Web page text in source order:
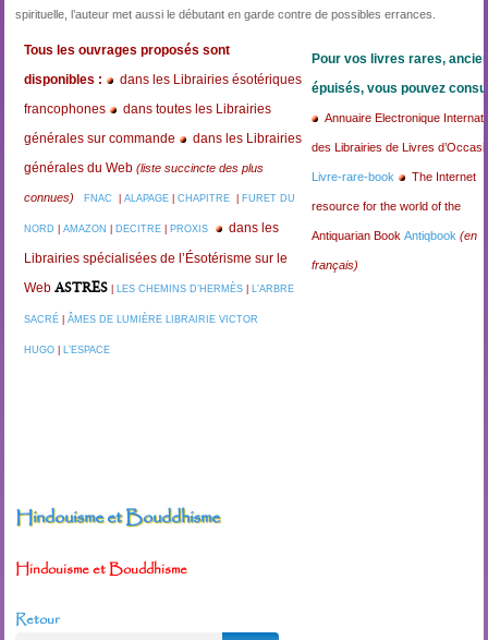
spirituelle, l’auteur met aussi le débutant en garde contre de possibles errances.
Pour vos livres rares,
épuisés, vous pouvez
Annuaire Electronique
des Librairies de Livres
Livre-rare-book The Internet
resource for the world of the
Antiquarian BookAntiqbook (en
français)
Tous les ouvrages proposés sont
disponibles :
dans les Librairies ésotériques
francophones
dans toutes les Librairies
générales sur commande
dans les Librairies
générales du Web(liste succincte des plus
connues) FNAC |ALAPAGE |CHAPITRE FURET DU
NORD |AMAZON DECITRE PROXIS
dans les
Librairies spécialisées de l’Ésotérisme sur le
Web ASTRES LES CHEMINS D’HERMÈS L’ARBRE
SACRÉ |ÂMES DE LUMIÈRE LIBRAIRIE VICTOR
HUGO L’ESPACE
Hindouisme et Bouddhisme
Hindouisme et Bouddhisme
Retour